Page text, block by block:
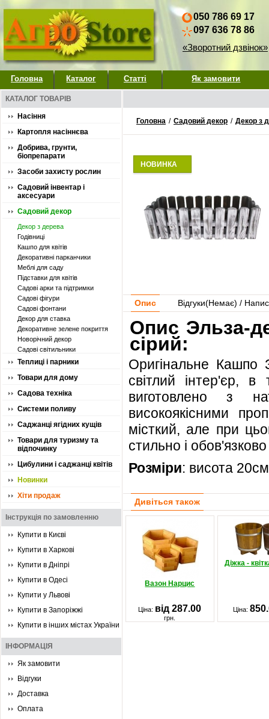
050 786 69 17
097 636 78 86
«Зворотний дзвінок»
Головна Каталог Статті Як замовити
КАТАЛОГ ТОВАРІВ
Насіння
Картопля насіннєва
Добрива, грунти,
біопрепарати
Засоби захисту рослин
Садовий інвентар і
аксесуари
Садовий декор
Декор з дерева
Годівниці
Кашпо для квітів
Декоративні парканчики
Меблі для саду
Підставки для квітів
Садові арки та підтримки
Садові фігури
Садові фонтани
Декор для ставка
Декоративне зелене покриття
Новорічний декор
Садові світильники
Теплиці і парники
Товари для дому
Садова техніка
Системи поливу
Саджанці ягідних кущів
Товари для туризму та
відпочинку
Цибулини і саджанці квітів
Новинки
Хіти продаж
Інструкція по замовленню
Купити в Києві
Купити в Харкові
Купити в Дніпрі
Купити в Одесі
Купити у Львові
Купити в Запоріжжі
Купити в інших містах України
ІНФОРМАЦІЯ
Як замовити
Відгуки
Доставка
Оплата
Головна / Садовий декор / Декор з
НОВИНКА
Опис Відгуки(Немає) /
Опис Эльза-
сірий:
Оригінальне Кашпо
світлий інтер'єр,
виготовлено з
високоякісними
місткий, але при
стильно і
Розміри: висота
Дивіться також
Вазон Нарцис
Діжка -
Ціна: від 287.00
грн.
Ціна: